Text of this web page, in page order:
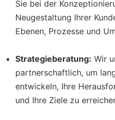
Sie bei der
Neugestaltung Ihrer
Ebenen, Prozesse und
Strategieberatung: Wir
partnerschaftlich, um
entwickeln, Ihre
und Ihre Ziele zu